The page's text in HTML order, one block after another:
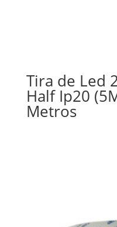
Tira de Led
Half Ip20
Metros